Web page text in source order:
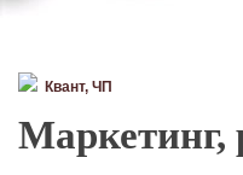
Квант, ЧП
Маркетинг,